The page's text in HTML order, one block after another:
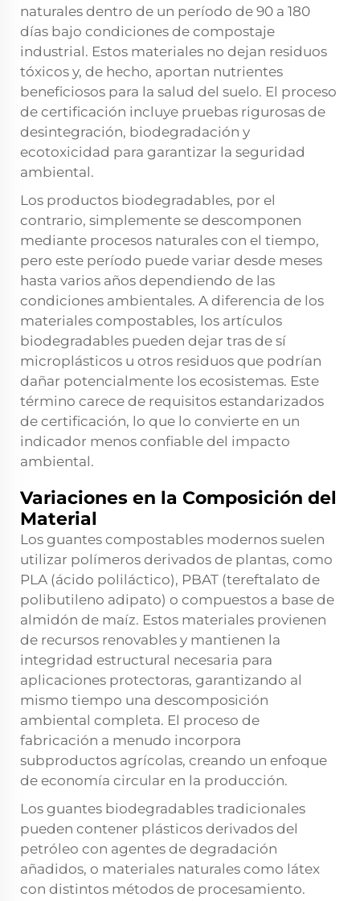
naturales dentro de un período de 90 a 180
días bajo condiciones de compostaje
industrial. Estos materiales no dejan residuos
tóxicos y, de hecho, aportan nutrientes
beneficiosos para la salud del suelo. El proceso
de certificación incluye pruebas rigurosas de
desintegración, biodegradación y
ecotoxicidad para garantizar la seguridad
ambiental.
Los productos biodegradables, por el
contrario, simplemente se descomponen
mediante procesos naturales con el tiempo,
pero este período puede variar desde meses
hasta varios años dependiendo de las
condiciones ambientales. A diferencia de los
materiales compostables, los artículos
biodegradables pueden dejar tras de sí
microplásticos u otros residuos que podrían
dañar potencialmente los ecosistemas. Este
término carece de requisitos estandarizados
de certificación, lo que lo convierte en un
indicador menos confiable del impacto
ambiental.
Variaciones en la Composición del
Material
Los guantes compostables modernos suelen
utilizar polímeros derivados de plantas, como
PLA (ácido poliláctico), PBAT (tereftalato de
polibutileno adipato) o compuestos a base de
almidón de maíz. Estos materiales provienen
de recursos renovables y mantienen la
integridad estructural necesaria para
aplicaciones protectoras, garantizando al
mismo tiempo una descomposición
ambiental completa. El proceso de
fabricación a menudo incorpora
subproductos agrícolas, creando un enfoque
de economía circular en la producción.
Los guantes biodegradables tradicionales
pueden contener plásticos derivados del
petróleo con agentes de degradación
añadidos, o materiales naturales como látex
con distintos métodos de procesamiento.